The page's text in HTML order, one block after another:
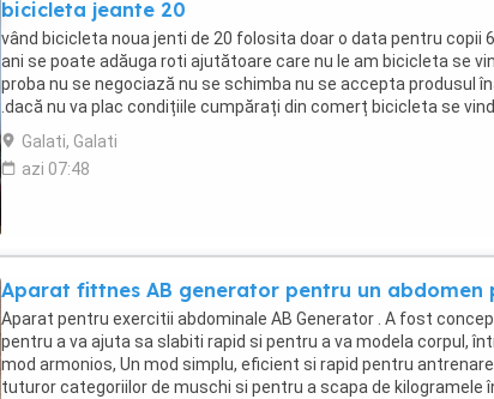
bicicleta jeante 20
vând bicicleta noua jenti de 20 folosita doar o data pentru copii
ani se poate adăuga roti ajutătoare care nu le am bicicleta se
proba nu se negociază nu se schimba nu se accepta produsul
.dacă nu va plac condițiile cumpărați din comerț bicicleta se
numai de la domiciliu ...
Galati, Galati
azi 07:48
Aparat fittnes AB generator pentru un abdomen
Aparat pentru exercitii abdominale AB Generator . A fost
pentru a va ajuta sa slabiti rapid si pentru a va modela corpul,
mod armonios, Un mod simplu, eficient si rapid pentru
tuturor categoriilor de muschi si pentru a scapa de kilogramele